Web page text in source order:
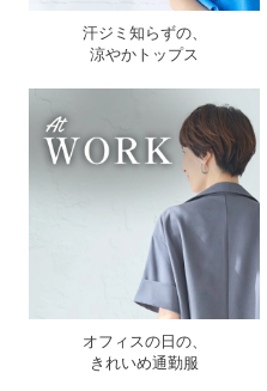
汗ジミ知らずの、
涼やかトップス
オフィスの日の、
きれいめ通勤服